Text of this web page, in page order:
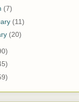
(7)
(11)
(20)